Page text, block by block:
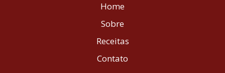
Home
Sobre
Receitas
Contato